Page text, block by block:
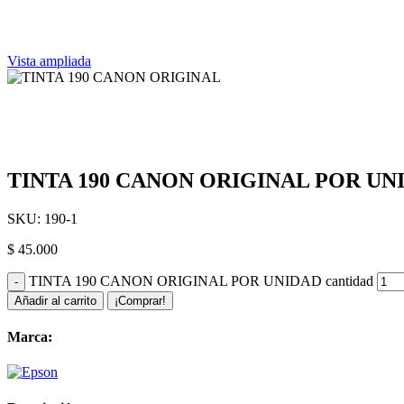
Vista ampliada
TINTA 190 CANON ORIGINAL POR
SKU: 190-1
$ 45.000
TINTA 190 CANON ORIGINAL POR UNIDAD cantidad
Añadir al carrito ¡Comprar!
Marca: